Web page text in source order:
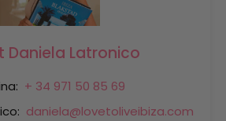
Daniela Latronico
+ 34 971 50 85 69
daniela@lovetoliveibiza.com